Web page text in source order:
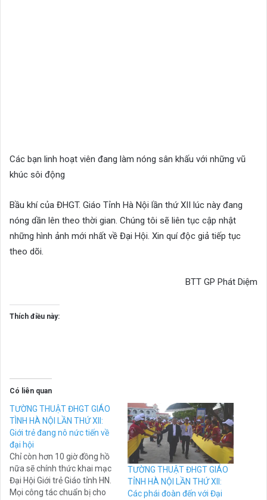
Các bạn linh hoạt viên đang làm nóng sân khấu với những vũ
khúc sôi động
Bầu khí của ĐHGT. Giáo Tỉnh Hà Nội lần thứ XII lúc này đang
nóng dần lên theo thời gian. Chúng tôi sẽ liên tục cập nhật
những hình ảnh mới nhất về Đại Hội. Xin quí độc giả tiếp tục
theo dõi.
BTT GP Phát Diệm
Thích điều này:
Có liên quan
TƯỜNG THUẬT ĐHGT GIÁO
TÌNH HÀ NỘI LẦN THỨ XII:
Giới trẻ đang nô nức tiến về
đại hội
Chỉ còn hơn 10 giờ đồng hồ
nữa sẽ chính thức khai mạc
Đại Hội Giới trẻ Giáo tỉnh HN.
Mọi công tác chuẩn bị cho
TƯỜNG THUẬT ĐHGT GIÁO
TỈNH HÀ NỘI LẦN THỨ XII:
Các phái đoàn đến với Đại